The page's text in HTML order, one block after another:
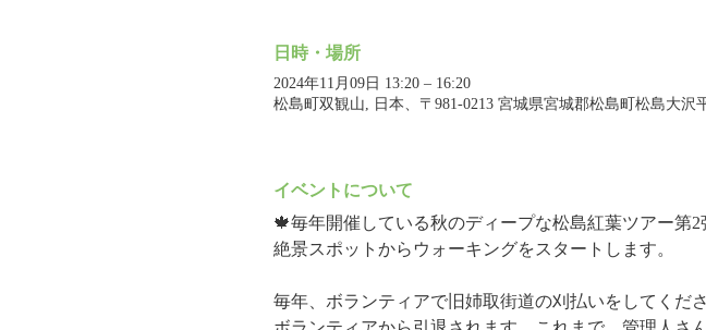
日時・場所
2024年11月09日 13:20 – 16:20
松島町双観山, 日本、〒981-0213 宮城県宮城郡松島町松島大沢
イベントについて
🍁毎年開催している秋のディープな松島紅葉ツアー第
絶景スポットからウォーキングをスタートします。
毎年、ボランティアで旧姉取街道の刈払いをしてくだ